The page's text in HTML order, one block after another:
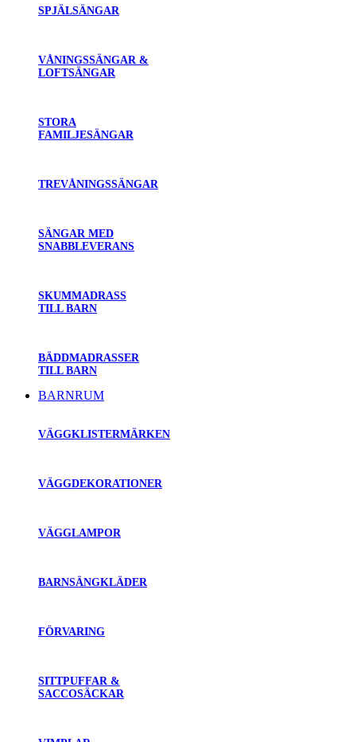
SPJÄLSÄNGAR
VÅNINGSSÄNGAR &
LOFTSÄNGAR
STORA
FAMILJESÄNGAR
TREVÅNINGSSÄNGAR
SÄNGAR MED
SNABBLEVERANS
SKUMMADRASS
TILL BARN
BÄDDMADRASSER
TILL BARN
BARNRUM
VÄGGKLISTERMÄRKEN
VÄGGDEKORATIONER
VÄGGLAMPOR
BARNSÄNGKLÄDER
FÖRVARING
SITTPUFFAR &
SACCOSÄCKAR